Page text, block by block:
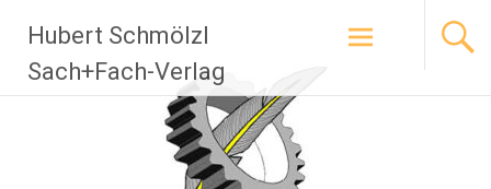
Inhalt
springen
Hubert Schmölzl
Sach+Fach-Verlag